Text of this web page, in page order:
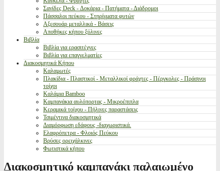
Σανίδες Deck - Δοκάρια - Πατήματα - Διάδρομοι
Πάσσαλοι πεύκου - Στηρίγματα φυτών
Αξεσουάρ μεταλλικά - Βάσεις
Αποθήκες κήπου ξύλινες
Βιβλία
Βιβλία για ερασιτέχνες
Βιβλία για επαγγελματίες
Διακοσμητικά Κήπου
Καλαμωτές
Πλακίδια - Πλαστικοί - Μεταλλικοί φράχτες - Πέργκολες - Πράσινοι
τοίχοι
Καλάμια Bamboo
Καμπανάκια αυλόπορτας - Μικροέπιπλα
Κεραμικά τοίχου - Πήλινες παραστάσεις
Τσιμέντινα διακοσμητικά
Διαμόρφωση εδάφους -διαχωριστικά.
Ελαφρόπετρα - Φλοιός Πεύκου
Βρύσες ορειχάλκινες
Φωτιστικά κήπου
Διακοσμητικό καμπανάκι παλαιωμένο